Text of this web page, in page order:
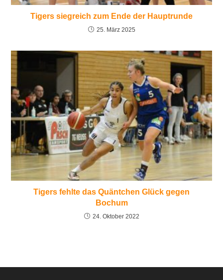
Tigers siegreich zum Ende der Hauptrunde
25. März 2025
Tigers fehlte das Quäntchen Glück gegen
Bochum
24. Oktober 2022